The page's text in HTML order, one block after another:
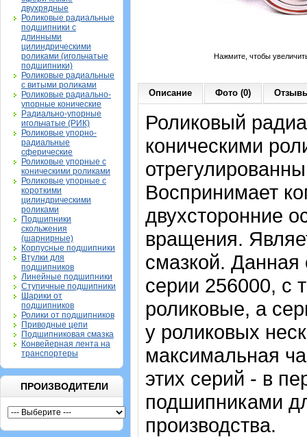
двухрядные
Роликовые радиальные
подшипники с
длинными
цилиндрическими
роликами (игольчатые
подшипники)
Роликовые радиальные
с витыми роликами
Роликовые радиально-
упорные конические
Радиально-упорные
игольчатые (РИК)
Роликовые упорно-
радиальные
сферические
Роликовые упорные с
коническими роликами
Роликовые упорные с
короткими
цилиндрическими
роликами
Подшипники
скольжения
(шарнирные)
Корпусные подшипники
Втулки для
подшипников
Линейные подшипники
Ступичные подшипники
Шарики от
подшипников
Ролики от подшипников
Приводные цепи
Подшипниковая смазка
Конвейерная лента на
транспортеры
ПРОИЗВОДИТЕЛИ
Нажмите, чтобы
Описание Фото (0)
Роликовый
коническими
Воспринимает
двухсторонние
вращения.
смазкой. Данная
серии 256000, с
роликовые, а
у роликовых
максимальная
этих серий - в
подшипниками
производства.